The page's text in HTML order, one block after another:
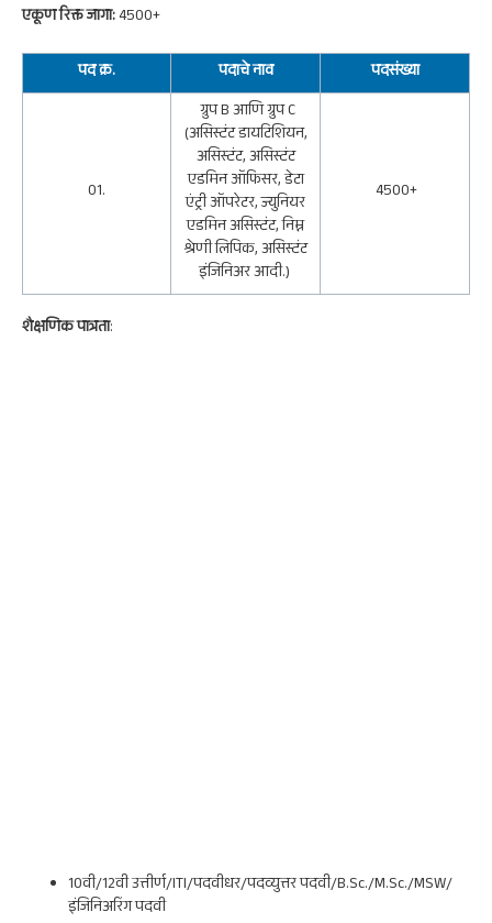
एकूण रिक्त जागा:4500+
पद क्र. पदाचे नाव पदसंख्या
01.
ग्रुप B आणि ग्रुप C
(असिस्टंट डायटिशियन,
असिस्टंट, असिस्टंट
एडमिन ऑफिसर, डेटा
एंट्री ऑपरेटर, ज्युनियर
एडमिन असिस्टंट, निम्न
श्रेणी लिपिक, असिस्टंट
इंजिनिअर आदी.)
4500+
शैक्षणिक पात्रता:
10वी/12वी उत्तीर्ण/ITI/पदवीधर/पदव्युत्तर पदवी/B.Sc./M.Sc./MSW/
इंजिनिअरिंग पदवी